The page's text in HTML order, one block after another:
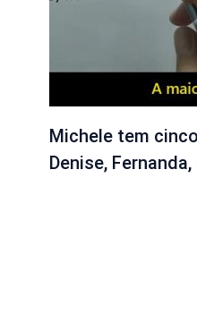
Michele tem
Denise,